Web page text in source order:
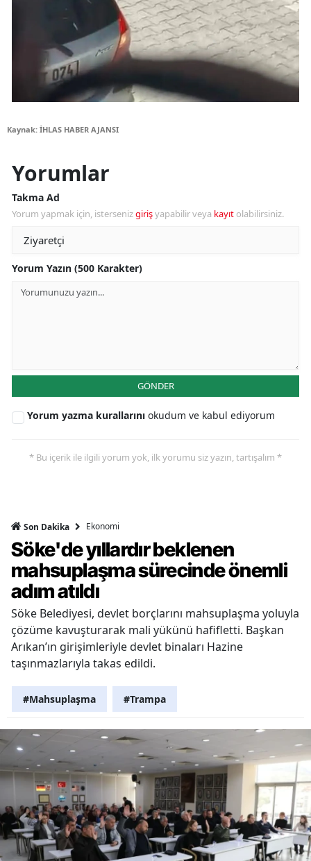
Kaynak: İHLAS HABER AJANSI
Yorumlar
Takma Ad
Yorum yapmak için, istersenizgirişyapabilir veya kayıt olabilirsiniz.
Yorum Yazın (500 Karakter)
GÖNDER
Yorum yazma kurallarını okudum ve kabul ediyorum
* Bu içerik ile ilgili yorum yok, ilk yorumu siz yazın, tartışalım *
Son Dakika Ekonomi
Söke'de yıllardır beklenen
mahsuplaşma sürecinde önemli
adım atıldı
Söke Belediyesi, devlet borçlarını mahsuplaşma yoluyla
çözüme kavuşturarak mali yükünü hafifletti. Başkan
Arıkan’ın girişimleriyle devlet binaları Hazine
taşınmazlarıyla takas edildi.
#Mahsuplaşma #Trampa